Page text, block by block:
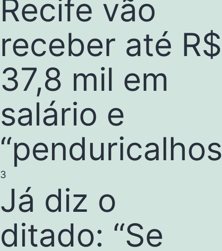
Recife vão
receber até R$
37,8 mil em
salário e
3
Já diz o
ditado: “Se